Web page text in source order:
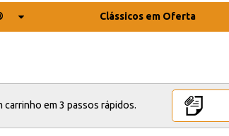
Clássicos em Oferta
carrinho em 3 passos rápidos.